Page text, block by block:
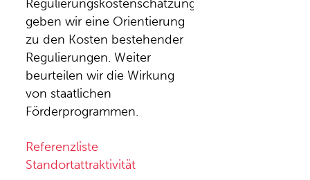
Regulierungskostenschätzungen
geben wir eine Orientierung
zu den Kosten bestehender
Regulierungen. Weiter
beurteilen wir die Wirkung
von staatlichen
Förderprogrammen.
Referenzliste
Standortattraktivität